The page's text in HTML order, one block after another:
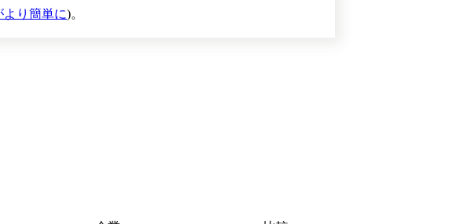
より簡単に)。